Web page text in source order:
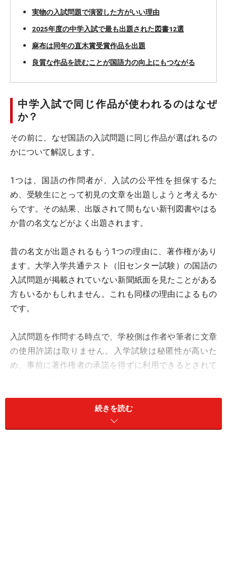
実物の入試問題で演習した方がいい理由
2025年度の中学入試で最も出題された図書12選
麻布は同年の直木賞受賞作品を出題
良質な作品を読むことが国語力の向上にもつながる
中学入試で同じ作品が使われるのはなぜ
か？
その前に、なぜ国語の入試問題に同じ作品が選ばれるの
かについて解説します。
1つは、国語の作問者が、入試の公平性を担保するた
め、受験生にとって初見の文章を出題しようと考えるか
らです。その結果、出版されて間もない新刊図書やはる
か昔の名文などがよく出題されます。
昔の名文が出題されるもう1つの理由に、著作権があり
ます。大学入学共通テスト（旧センター試験）の国語の
入試問題が掲載されていない新聞紙面を見たことがある
方もいるかもしれません。これも同様の理由によるもの
です。
入試問題を作問する時点で、学校側は作者や筆者に文章
の使用許諾は取りません。入学試験は秘匿性が高いた
め、事前に著作権者の承諾を得ずに利用できるとされて
しかし、著作権に敏感な作家の文章で入試問題を作成す
ると、市販の過去問（赤本）などに掲載する際に許諾が
続きを読む